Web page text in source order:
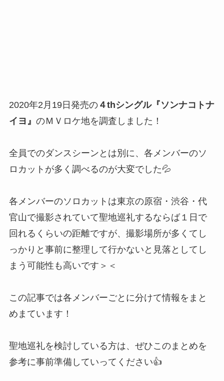
2020年2月19日発売の４thシングル『ソンナコトナ
イヨ』 のＭＶロケ地を調査しました！
全員でのダンスシーンとは別に、各メンバーのソ
ロカットが多く調べるのが大変でした💦
各メンバーのソロカットは東京の原宿・渋谷・代
官山で撮影されていて聖地巡礼するならば１日で
回れるくらいの距離ですが、撮影場所が多くてし
っかりと事前に整理して行かないと見落としてし
まう可能性も高いです＞＜
この記事では各メンバーごとに分けて情報をまと
めまています！
聖地巡礼を検討している方は、ぜひこのまとめを
参考に事前準備していってください👍